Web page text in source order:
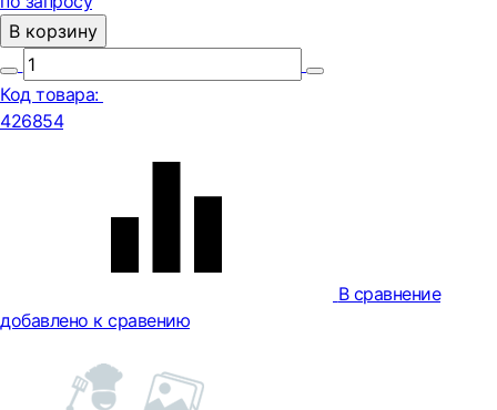
В корзину
Код товара:
426854
В сравнение
добавлено к сравению